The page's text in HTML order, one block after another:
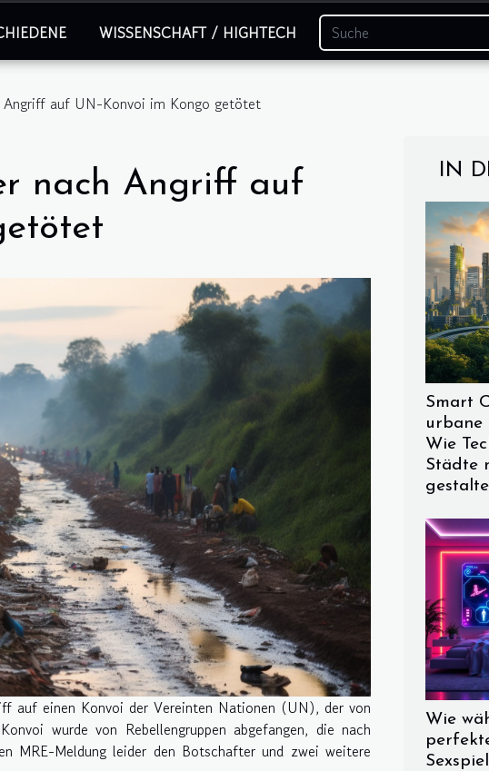
WISSENSCHAFT / HIGHTECH
auf UN-Konvoi im Kongo getötet
nach Angriff auf
auf einen Konvoi der Vereinten Nationen (UN), der von
wurde von Rebellengruppen abgefangen, die nach
MRE-Meldung leider den Botschafter und zwei weitere
IN
Smart
urbane
Wie
Städte
Wie